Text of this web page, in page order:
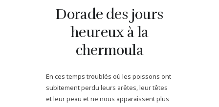
Dorade des jours
heureux à la
chermoula
En ces temps troublés où les poissons ont
subitement perdu leurs arêtes, leur têtes
et leur peau et ne nous apparaissent plus